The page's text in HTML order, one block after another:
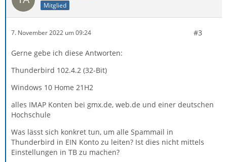
Mitglied
7. November 2022 um 09:24 #3
Gerne gebe ich diese Antworten:
Thunderbird 102.4.2 (32-Bit)
Windows 10 Home 21H2
alles IMAP Konten bei gmx.de, web.de und einer deutschen
Hochschule
Was lässt sich konkret tun, um alle Spammail in
Thunderbird in EIN Konto zu leiten? Ist dies nicht mittels
Einstellungen in TB zu machen?